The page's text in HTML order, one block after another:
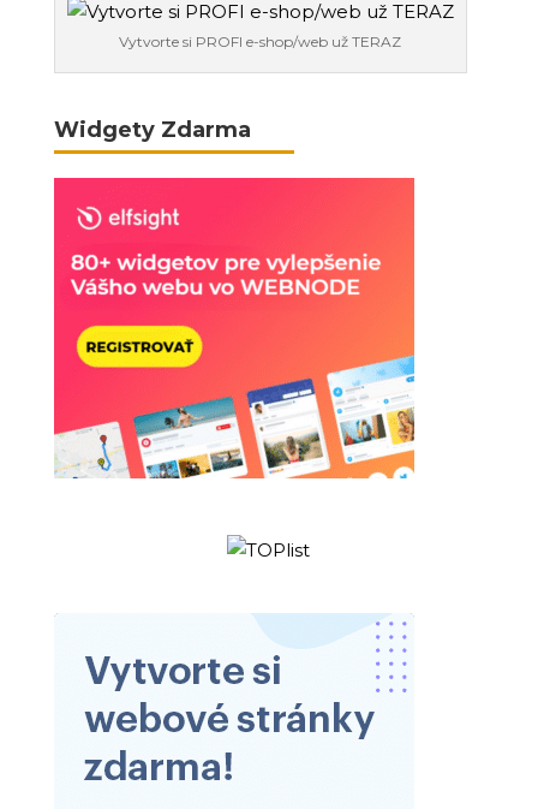
Vytvorte si PROFI e-shop/web už TERAZ
Widgety Zdarma